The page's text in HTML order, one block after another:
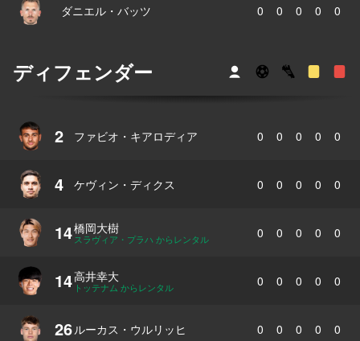
ダニエル・バッツ 0 0 0 0 0
ディフェンダー
2 ファビオ・キアロディア 0 0 0 0 0
4 ケヴィン・ディクス 0 0 0 0 0
14橋岡大樹
スラヴィア・プラハ からレンタル 0 0 0 0 0
14高井幸大
トッテナム からレンタル 0 0 0 0 0
26ルーカス・ウルリッヒ 0 0 0 0 0